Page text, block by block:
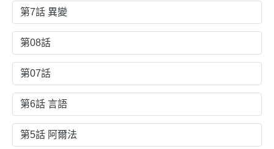
第7話 異變
第08話
第07話
第6話 言語
第5話 阿爾法